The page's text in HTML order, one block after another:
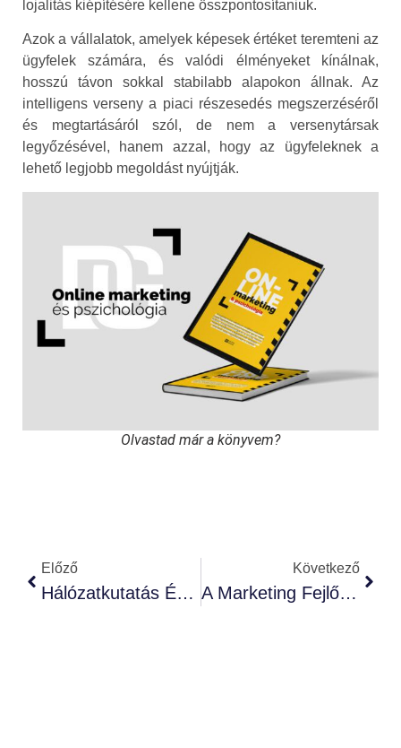
lojalitás kiépítésére kellene összpontosítaniuk.
Azok a vállalatok, amelyek képesek értéket teremteni az
ügyfelek számára, és valódi élményeket kínálnak,
hosszú távon sokkal stabilabb alapokon állnak. Az
intelligens verseny a piaci részesedés megszerzéséről
és megtartásáról szól, de nem a versenytársak
legyőzésével, hanem azzal, hogy az ügyfeleknek a
lehető legjobb megoldást nyújtják.
Olvastad már a könyvem?
Előző
Hálózatkutatás És Marketing: Kapcsolatok Megértése
Következő
A Marketing Fejlődése És Alapvető Összefüggései